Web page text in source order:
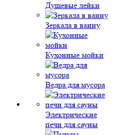
Душевые лейки
Зеркала в ванну
Кухонные мойки
Ведра для мусора
Электрические
печи для сауны